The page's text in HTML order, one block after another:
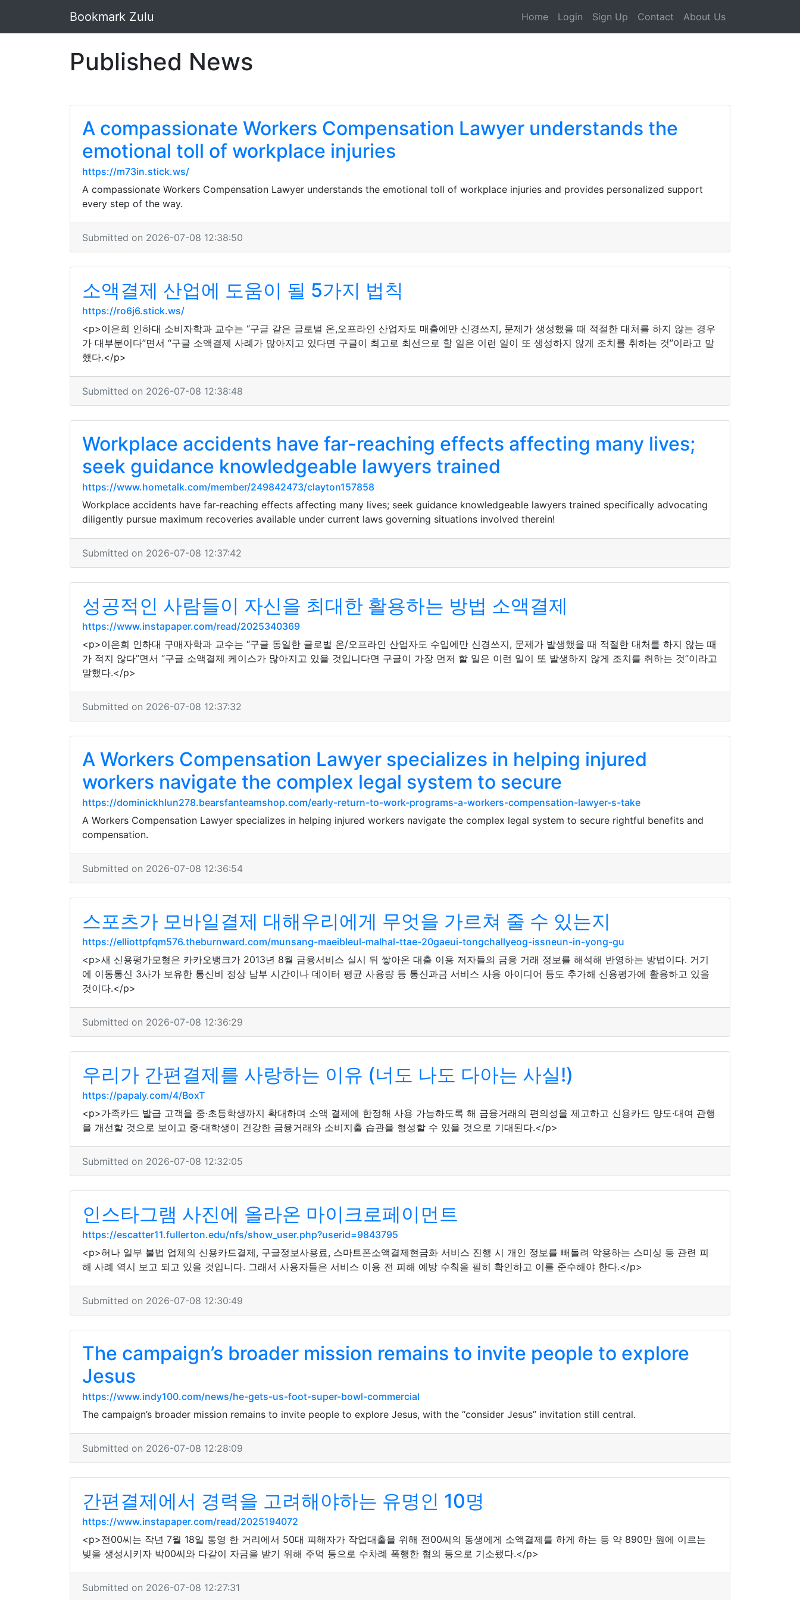
Bookmark Zulu Home Login Sign Up Contact About Us
Published News
A compassionate Workers Compensation Lawyer understands the
emotional toll of workplace injuries
https://m73in.stick.ws/
A compassionate Workers Compensation Lawyer understands the emotional toll of workplace injuries and provides personalized support
every step of the way.
Submitted on 2026-07-08 12:38:50
소액결제 산업에 도움이 될 5가지 법칙
https://ro6j6.stick.ws/
<p>이은희 인하대 소비자학과 교수는 “구글 같은 글로벌 온,오프라인 산업자도 매출에만 신경쓰지, 문제가 생성했을 때 적절한 대처를 하지 않는 경우
가 대부분이다”면서 “구글 소액결제 사례가 많아지고 있다면 구글이 최고로 최선으로 할 일은 이런 일이 또 생성하지 않게 조치를 취하는 것”이라고 말
했다.</p>
Submitted on 2026-07-08 12:38:48
Workplace accidents have far-reaching effects affecting many lives;
seek guidance knowledgeable lawyers trained
https://www.hometalk.com/member/249842473/clayton157858
Workplace accidents have far-reaching effects affecting many lives; seek guidance knowledgeable lawyers trained specifically advocating
diligently pursue maximum recoveries available under current laws governing situations involved therein!
Submitted on 2026-07-08 12:37:42
성공적인 사람들이 자신을 최대한 활용하는 방법 소액결제
https://www.instapaper.com/read/2025340369
<p>이은희 인하대 구매자학과 교수는 “구글 동일한 글로벌 온/오프라인 산업자도 수입에만 신경쓰지, 문제가 발생했을 때 적절한 대처를 하지 않는 때
가 적지 않다”면서 “구글 소액결제 케이스가 많아지고 있을 것입니다면 구글이 가장 먼저 할 일은 이런 일이 또 발생하지 않게 조치를 취하는 것”이라고
말했다.</p>
Submitted on 2026-07-08 12:37:32
A Workers Compensation Lawyer specializes in helping injured
workers navigate the complex legal system to secure
https://dominickhlun278.bearsfanteamshop.com/early-return-to-work-programs-a-workers-compensation-lawyer-s-take
A Workers Compensation Lawyer specializes in helping injured workers navigate the complex legal system to secure rightful benefits and
compensation.
Submitted on 2026-07-08 12:36:54
스포츠가 모바일결제 대해우리에게 무엇을 가르쳐 줄 수 있는지
https://elliottpfqm576.theburnward.com/munsang-maeibleul-malhal-ttae-20gaeui-tongchallyeog-issneun-in-yong-gu
<p>새 신용평가모형은 카카오뱅크가 2013년 8월 금융서비스 실시 뒤 쌓아온 대출 이용 저자들의 금융 거래 정보를 해석해 반영하는 방법이다. 거기
에 이동통신 3사가 보유한 통신비 정상 납부 시간이나 데이터 평균 사용량 등 통신과금 서비스 사용 아이디어 등도 추가해 신용평가에 활용하고 있을
것이다.</p>
Submitted on 2026-07-08 12:36:29
우리가 간편결제를 사랑하는 이유 (너도 나도 다아는 사실!)
https://papaly.com/4/BoxT
<p>가족카드 발급 고객을 중·초등학생까지 확대하며 소액 결제에 한정해 사용 가능하도록 해 금융거래의 편의성을 제고하고 신용카드 양도·대여 관행
을 개선할 것으로 보이고 중·대학생이 건강한 금융거래와 소비지출 습관을 형성할 수 있을 것으로 기대된다.</p>
Submitted on 2026-07-08 12:32:05
인스타그램 사진에 올라온 마이크로페이먼트
https://escatter11.fullerton.edu/nfs/show_user.php?userid=9843795
<p>허나 일부 불법 업체의 신용카드결제, 구글정보사용료, 스마트폰소액결제현금화 서비스 진행 시 개인 정보를 빼돌려 악용하는 스미싱 등 관련 피
해 사례 역시 보고 되고 있을 것입니다. 그래서 사용자들은 서비스 이용 전 피해 예방 수칙을 필히 확인하고 이를 준수해야 한다.</p>
Submitted on 2026-07-08 12:30:49
The campaign’s broader mission remains to invite people to explore
Jesus
https://www.indy100.com/news/he-gets-us-foot-super-bowl-commercial
The campaign’s broader mission remains to invite people to explore Jesus, with the “consider Jesus” invitation still central.
Submitted on 2026-07-08 12:28:09
간편결제에서 경력을 고려해야하는 유명인 10명
https://www.instapaper.com/read/2025194072
<p>전00씨는 작년 7월 18일 통영 한 거리에서 50대 피해자가 작업대출을 위해 전00씨의 동생에게 소액결제를 하게 하는 등 약 890만 원에 이르는
빚을 생성시키자 박00씨와 다같이 자금을 받기 위해 주먹 등으로 수차례 폭행한 혐의 등으로 기소됐다.</p>
Submitted on 2026-07-08 12:27:31